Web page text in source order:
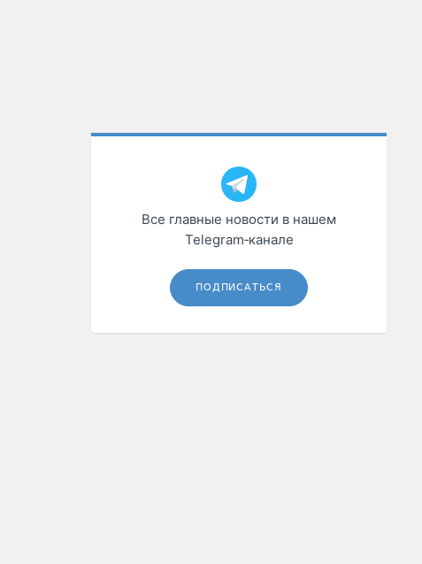
Все главные новости в нашем
Telegram‑канале
ПОДПИСАТЬСЯ